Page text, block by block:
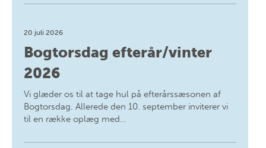
20 juli 2026
Bogtorsdag efterår/vinter
2026
Vi glæder os til at tage hul på efterårssæsonen af
Bogtorsdag. Allerede den 10. september inviterer vi
til en række oplæg med…